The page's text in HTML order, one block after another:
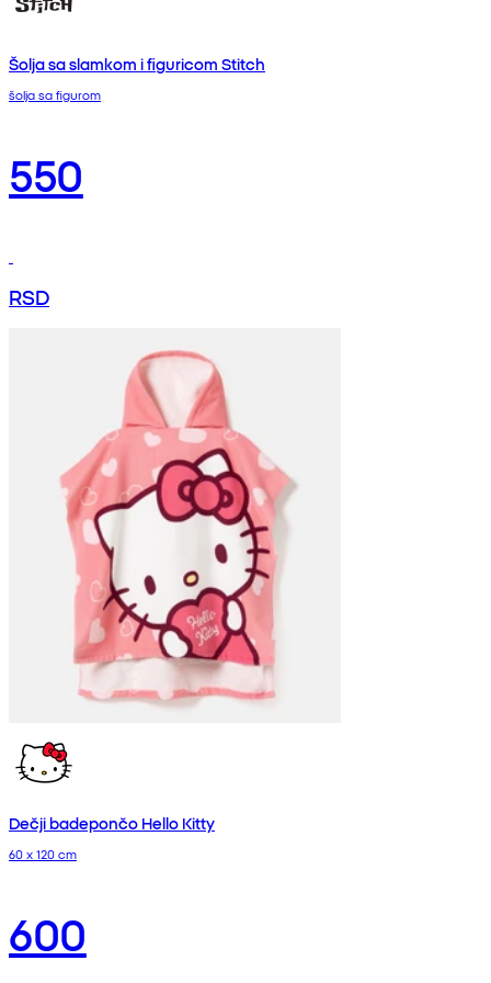
Šolja sa slamkom i figuricom Stitch
šolja sa figurom
550
RSD
Dečji badepončo Hello Kitty
60 x 120 cm
600